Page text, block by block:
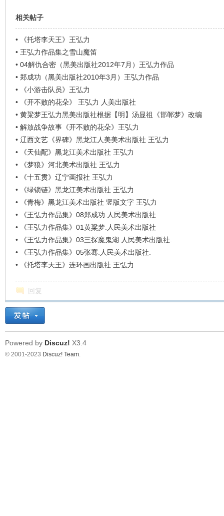
相关帖子
•
《托塔李天王》王弘力
• 王弘力作品集之雪山魔笛
• 04解仇合密（黑美出版社2012年7月）王弘力作品
• 郑成功（黑美出版社2010年3月）王弘力作品
•
《小游击队员》王弘力
•
《开不败的花朵》 王弘力 人美出版社
• 黄粱梦王弘力黑美出版社根据【明】汤显祖《邯郸梦》改编
• 解放战争故事《开不败的花朵》王弘力
• 辽西文艺《界碑》黑龙江人美美术出版社 王弘力
•
《天仙配》黑龙江美术出版社 王弘力
•
《梦狼》河北美术出版社 王弘力
•
《十五贯》辽宁画报社 王弘力
•
《绿锁链》黑龙江美术出版社 王弘力
•
《青梅》黑龙江美术出版社 竖版文字 王弘力
•
《王弘力作品集》08郑成功.人民美术出版社
•
《王弘力作品集》01黄粱梦.人民美术出版社
•
《王弘力作品集》03三探魔鬼湖.人民美术出版社.
•
《王弘力作品集》05张骞.人民美术出版社.
•
《托塔李天王》连环画出版社 王弘力
回复
Powered by Discuz! X3.4
© 2001-2023 Discuz! Team.